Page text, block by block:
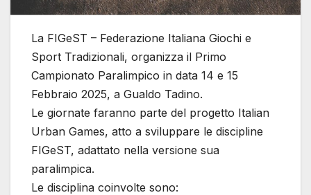
La FIGeST – Federazione Italiana Giochi e
Sport Tradizionali, organizza il Primo
Campionato Paralimpico in data 14 e 15
Febbraio 2025, a Gualdo Tadino.
Le giornate faranno parte del progetto Italian
Urban Games, atto a sviluppare le discipline
FIGeST, adattato nella versione sua
paralimpica.
Le disciplina coinvolte sono: